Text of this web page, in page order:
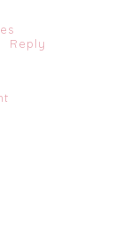
Reply